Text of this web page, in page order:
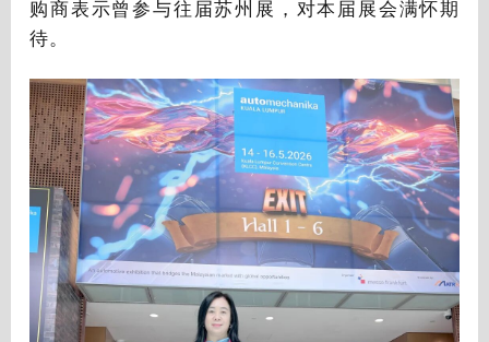
购商表示曾参与往届苏州展，对本届展会满怀期
待。